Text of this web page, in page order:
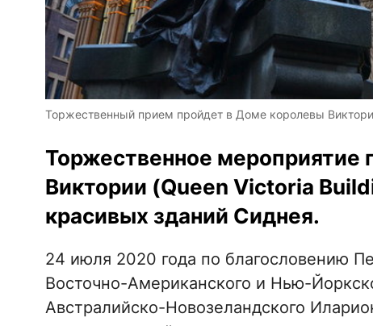
Торжественный прием пройдет в Доме королевы
Торжественное мероприятие
Виктории (Queen Victoria
красивых зданий Сиднея.
24 июля 2020 года по благословению
Восточно-Американского и Нью-
Австралийско-Новозеландского